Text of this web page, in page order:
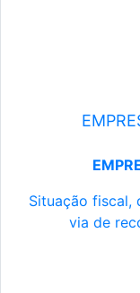
Situação fiscal,
via de